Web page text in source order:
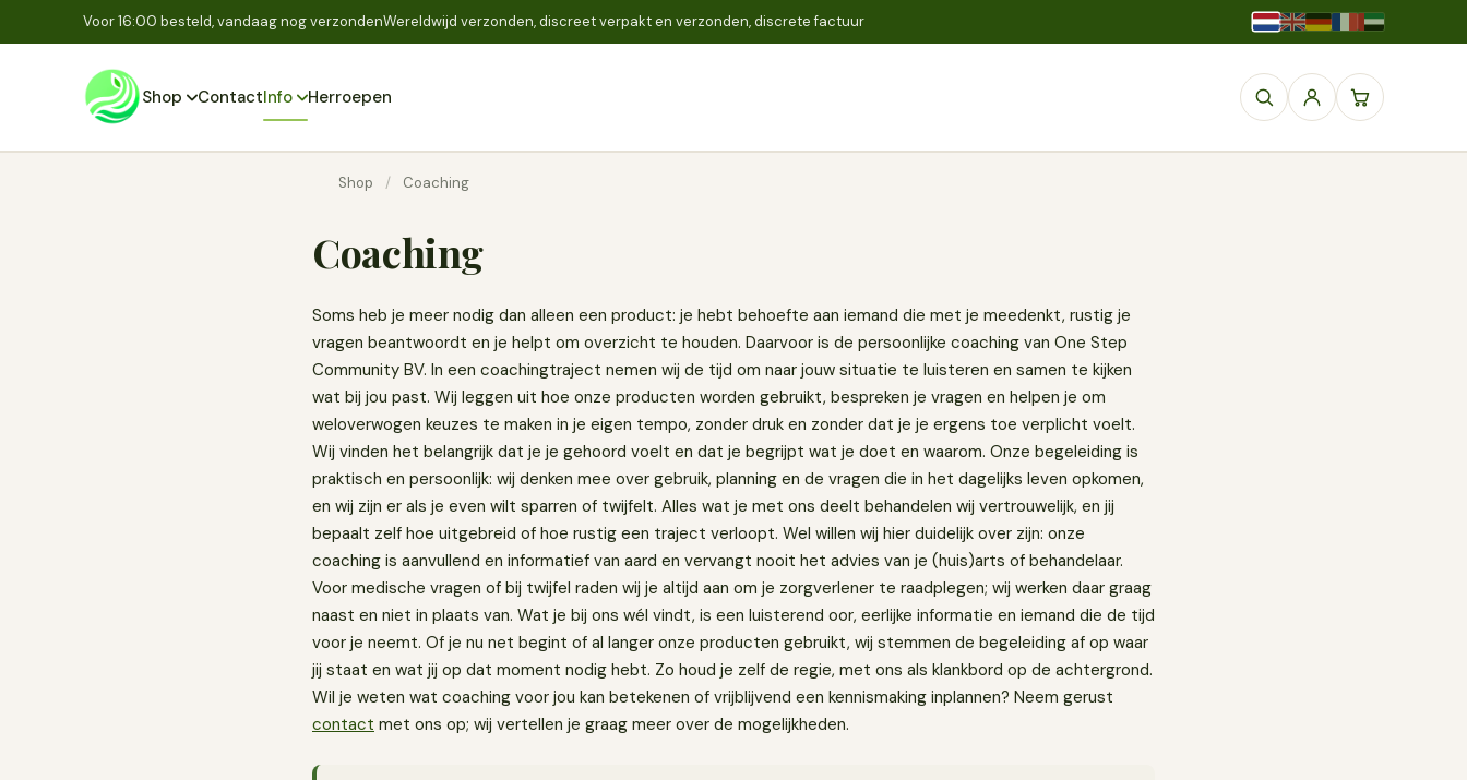
Voor 16:00 besteld, vandaag nog verzondenWereldwijd verzonden, discreet verpakt en verzonden, discrete factuur
Shop ContactInfo Herroepen
Shop / Coaching
Coaching
Soms heb je meer nodig dan alleen een product: je hebt behoefte aan iemand die met je meedenkt, rustig je
vragen beantwoordt en je helpt om overzicht te houden. Daarvoor is de persoonlijke coaching van One Step
Community BV. In een coachingtraject nemen wij de tijd om naar jouw situatie te luisteren en samen te kijken
wat bij jou past. Wij leggen uit hoe onze producten worden gebruikt, bespreken je vragen en helpen je om
weloverwogen keuzes te maken in je eigen tempo, zonder druk en zonder dat je je ergens toe verplicht voelt.
Wij vinden het belangrijk dat je je gehoord voelt en dat je begrijpt wat je doet en waarom. Onze begeleiding is
praktisch en persoonlijk: wij denken mee over gebruik, planning en de vragen die in het dagelijks leven opkomen,
en wij zijn er als je even wilt sparren of twijfelt. Alles wat je met ons deelt behandelen wij vertrouwelijk, en jij
bepaalt zelf hoe uitgebreid of hoe rustig een traject verloopt. Wel willen wij hier duidelijk over zijn: onze
coaching is aanvullend en informatief van aard en vervangt nooit het advies van je (huis)arts of behandelaar.
Voor medische vragen of bij twijfel raden wij je altijd aan om je zorgverlener te raadplegen; wij werken daar graag
naast en niet in plaats van. Wat je bij ons wél vindt, is een luisterend oor, eerlijke informatie en iemand die de tijd
voor je neemt. Of je nu net begint of al langer onze producten gebruikt, wij stemmen de begeleiding af op waar
jij staat en wat jij op dat moment nodig hebt. Zo houd je zelf de regie, met ons als klankbord op de achtergrond.
Wil je weten wat coaching voor jou kan betekenen of vrijblijvend een kennismaking inplannen? Neem gerust
contact met ons op; wij vertellen je graag meer over de mogelijkheden.